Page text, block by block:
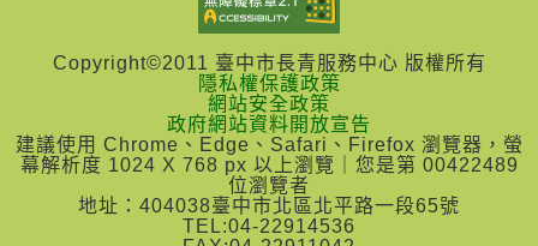
Copyright©2011 臺中市長青服務中心 版權所有
隱私權保護政策
網站安全政策
政府網站資料開放宣告
建議使用 Chrome、Edge、Safari、Firefox 瀏覽器，螢
幕解析度 1024 X 768 px 以上瀏覽｜您是第 00422489
位瀏覽者
地址：404038臺中市北區北平路一段65號
TEL:04-22914536